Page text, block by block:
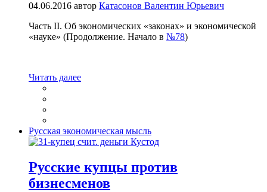
04.06.2016 автор Катасонов Валентин Юрьевич
Часть II. Об экономических «законах» и экономической
«науке» (Продолжение. Начало в №78)
Читать далее
Русская экономическая мысль
Русские купцы против
бизнесменов